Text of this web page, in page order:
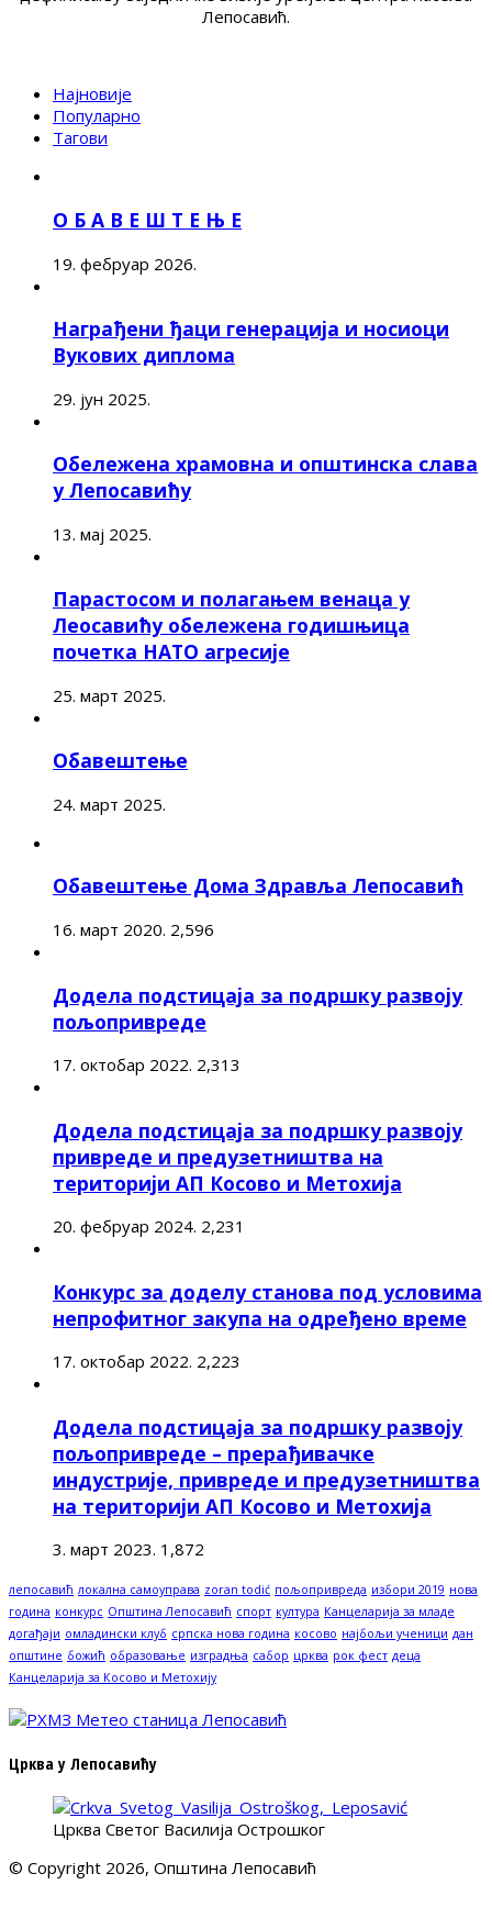
Лепосавић.
Најновије
Популарно
Тагови
О Б А В Е Ш Т Е Њ Е
19. фебруар 2026.
Награђени ђаци генерација и носиоци
Вукових диплома
29. јун 2025.
Обележена храмовна и општинска слава
у Лепосавићу
13. мај 2025.
Парастосом и полагањем венаца у
Леосавићу обележена годишњица
почетка НАТО агресије
25. март 2025.
Обавештење
24. март 2025.
Обавештење Дома Здравља Лепосавић
16. март 2020. 2,596
Додела подстицаја за подршку развоју
пољопривреде
17. октобар 2022. 2,313
Додела подстицаја за подршку развоју
привреде и предузетништва на
територији АП Косово и Метохија
20. фебруар 2024. 2,231
Конкурс за доделу станова под условима
непрофитног закупа на одређено време
17. октобар 2022. 2,223
Додела подстицаја за подршку развоју
пољопривреде – прерађивачке
индустрије, привреде и предузетништва
на територији АП Косово и Метохија
3. март 2023. 1,872
лепосавић локална самоуправа zoran todić пољопривреда избори 2019 нова
година конкурс Општина Лепосавић спорт култура Канцеларија за младе
догађаји омладински клуб српска нова година косово најбољи ученици дан
општине божић образовање изградња сабор црква рок фест деца
Канцеларија за Косово и Метохију
Црква у Лепосавићу
Црква Светог Василија Острошког
© Copyright 2026, Општина Лепосавић